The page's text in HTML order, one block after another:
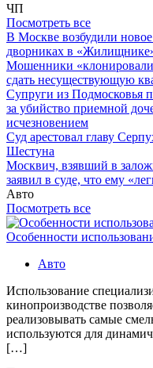
ЧП
Посмотреть все
В Москве возбудили
дворниках в
Мошенники
сдать несуществующую
Супруги из Подмосковья
за убийство приемной
исчезновением
Суд арестовал главу
Шестуна
Москвич, взявший в
заявил в суде, что ему
Авто
Посмотреть все
Особенности
Авто
Использование
кинопроизводстве
реализовывать самые
используются для
[…]